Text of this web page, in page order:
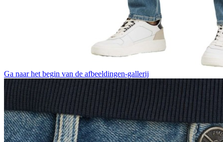
Ga naar het begin van de afbeeldingen-gallerij